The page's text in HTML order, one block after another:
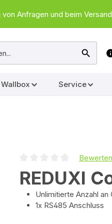
Anfragen und beim
Wallbox Service
Bewerten
REDUXI
Unlimitierte Anzahl
1x RS485 Anschluss